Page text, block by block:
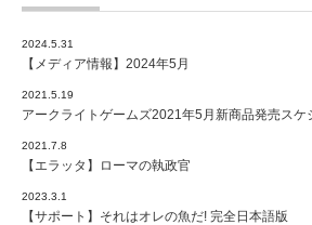
2024.5.31
【メディア情報】2024年5月
2021.5.19
アークライトゲームズ2021年5月新商品発売スケ
2021.7.8
【エラッタ】ローマの執政官
2023.3.1
【サポート】それはオレの魚だ! 完全日本語版